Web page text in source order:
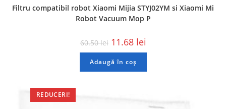
Filtru compatibil robot Xiaomi Mijia STYJ02YM si Xiaomi Mi
Robot Vacuum Mop P
60.50lei 11.68 lei
Adaugă în coș
REDUCERI!